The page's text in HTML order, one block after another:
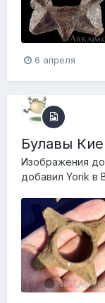
6 апреля
Булавы
Изображения
добавил Yorik в